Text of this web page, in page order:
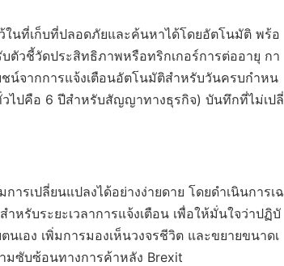
นที่เก็บที่ปลอดภัยและค้นหาได้โดยอัตโนมัติ พร้อ
ตัวชี้วัดประสิทธิภาพหรือทริกเกอร์การต่ออายุ กา
น์จากการแจ้งเตือนอัตโนมัติสำหรับวันครบกำหน
วไปคือ 6 ปีสำหรับสัญญาทางธุรกิจ) บันทึกที่ไม่เปลี่
รเปลี่ยนแปลงได้อย่างง่ายดาย โดยดำเนินการเฉ
รับระยะเวลาการแจ้งเตือน เพื่อให้มั่นใจว่าปฏิบั
อง เพิ่มการมองเห็นวงจรชีวิต และขยายขนาดเ
มซับซ้อนทางการค้าหลัง Brexit